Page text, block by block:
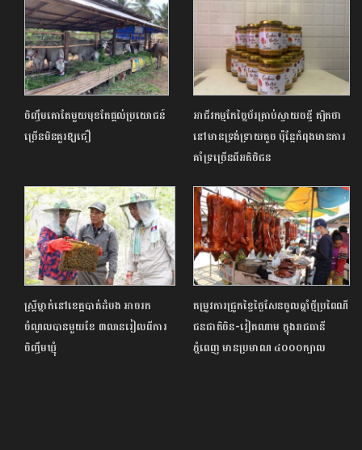
ចិញ្ចឹមគោតែមួយមុខតែផ្ដល់ប្រយោជន៍
ច្រើនមិនគួរឱ្យជឿ
អាជីវកម្មកែច្នៃប័រគ្រាប់ស្វាយចន្ទី ត្បិតថា
នៅមានទ្រង់ទ្រាយតូច ប៉ុន្តែកំពុងមានការ
គាំទ្រច្រើនពីអតិថិជន
ស្ត្រីម្នាក់នៅខេត្តបាត់ដំបង អាចរក
ចំណូលបានមួយខែ ៣លានរៀលពីការ
ចិញ្ចឹមឃ្មុំ
តម្រូវការជ្រូកខ្វៃថ្ងៃសែនចូលឆ្នាំថ្មីប្រពៃណី
ជនជាតិចិន-វៀតណាម ក្នុងរាជធានី
ភ្នំពេញ មានប្រមាណ ៤០០០ក្បាល